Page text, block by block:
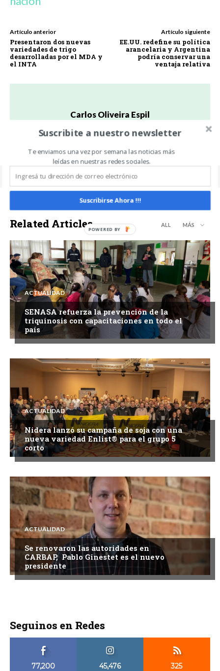
Artículo anterior
Presentaron dos nuevas
variedades de trigo
desarrolladas por el MDA y
el INTA
Artículo siguiente
EE.UU. redefine su política
arancelaria y Argentina
podría conservar una
ventaja relativa
Carlos Oliveira Espil
https://www.noticiasdecampo.com/
Related Articles ALL MÁS
ACTUALIDAD
SENASA refuerza la prevención de la
triquinosis con capacitaciones en todo el
país
ACTUALIDAD
Nidera lanzó su campaña de soja con una
nueva variedad Enlist® para el grupo 5
corto
ACTUALIDAD
Se renovaron las autoridades en
CARBAP, Pablo Ginestet es el nuevo
presidente
Seguinos en Redes
77,200 45,476 325
Suscribite a nuestro newsletter
Te enviamos una vez por semana las noticias más
leídas en nuestras redes sociales.
Suscribirse Ahora !!!